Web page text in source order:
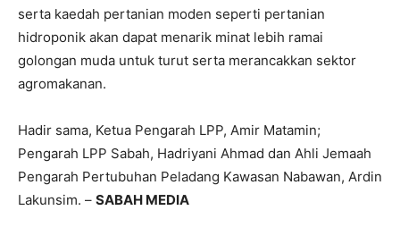
serta kaedah pertanian moden seperti pertanian
hidroponik akan dapat menarik minat lebih ramai
golongan muda untuk turut serta merancakkan sektor
agromakanan.
Hadir sama, Ketua Pengarah LPP, Amir Matamin;
Pengarah LPP Sabah, Hadriyani Ahmad dan Ahli Jemaah
Pengarah Pertubuhan Peladang Kawasan Nabawan, Ardin
Lakunsim. – SABAH MEDIA